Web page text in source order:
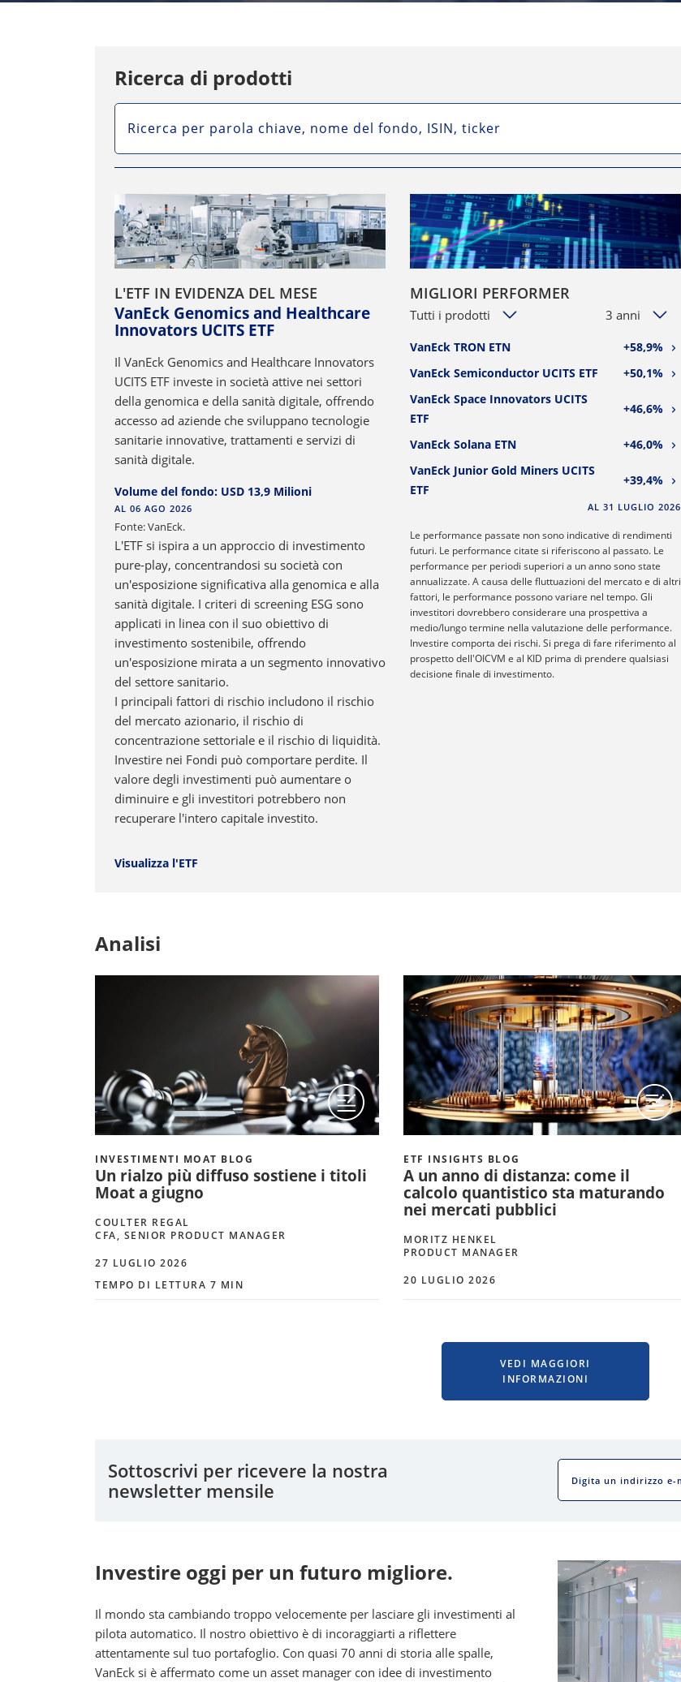
Ricerca di prodotti
SEARCH
L'ETF IN EVIDENZA DEL MESE
VanEck Genomics and Healthcare
Innovators UCITS ETF
Il VanEck Genomics and Healthcare Innovators
UCITS ETF investe in società attive nei settori
della genomica e della sanità digitale, offrendo
accesso ad aziende che sviluppano tecnologie
sanitarie innovative, trattamenti e servizi di
sanità digitale.
Volume del fondo: USD 13,9 Milioni
AL 06 AGO 2026
Fonte: VanEck.
L'ETF si ispira a un approccio di investimento
pure-play, concentrandosi su società con
un'esposizione significativa alla genomica e alla
sanità digitale. I criteri di screening ESG sono
applicati in linea con il suo obiettivo di
investimento sostenibile, offrendo
un'esposizione mirata a un segmento innovativo
del settore sanitario.
I principali fattori di rischio includono il rischio
del mercato azionario, il rischio di
concentrazione settoriale e il rischio di liquidità.
Investire nei Fondi può comportare perdite. Il
valore degli investimenti può aumentare o
diminuire e gli investitori potrebbero non
recuperare l'intero capitale investito.
Visualizza l'ETF
MIGLIORI PERFORMER
Tutti i prodotti 3 anni
VanEck TRON ETN
+58,9%
VanEck Semiconductor UCITS ETF
+50,1%
VanEck Space Innovators UCITS
ETF
+46,6%
VanEck Solana ETN
+46,0%
VanEck Junior Gold Miners UCITS
ETF
+39,4%
AL 31 LUGLIO 2026
Le performance passate non sono indicative di rendimenti
futuri. Le performance citate si riferiscono al passato. Le
performance per periodi superiori a un anno sono state
annualizzate. A causa delle fluttuazioni del mercato e di altri
fattori, le performance possono variare nel tempo. Gli
investitori dovrebbero considerare una prospettiva a
medio/lungo termine nella valutazione delle performance.
Investire comporta dei rischi. Si prega di fare riferimento al
prospetto dell'OICVM e al KID prima di prendere qualsiasi
decisione finale di investimento.
Analisi
INVESTIMENTI MOAT BLOG
Un rialzo più diffuso sostiene i titoli
Moat a giugno
COULTER REGAL
CFA, SENIOR PRODUCT MANAGER
27 LUGLIO 2026
TEMPO DI LETTURA 7 MIN
ETF INSIGHTS BLOG
A un anno di distanza: come il
calcolo quantistico sta maturando
nei mercati pubblici
MORITZ HENKEL
PRODUCT MANAGER
20 LUGLIO 2026
VEDI MAGGIORI
INFORMAZIONI
Sottoscrivi per ricevere la nostra
newsletter mensile
EMAIL
Investire oggi per un futuro migliore.
Il mondo sta cambiando troppo velocemente per lasciare gli investimenti al
pilota automatico. Il nostro obiettivo è di incoraggiarti a riflettere
attentamente sul tuo portafoglio. Con quasi 70 anni di storia alle spalle,
VanEck si è affermato come un asset manager con idee di investimento